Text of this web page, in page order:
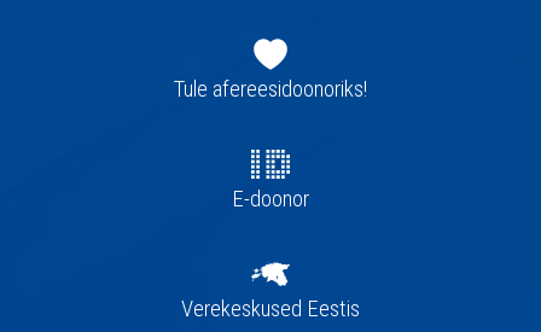
navigatsioonTule afereesidoonoriks!
E-doonor
Verekeskused Eestis